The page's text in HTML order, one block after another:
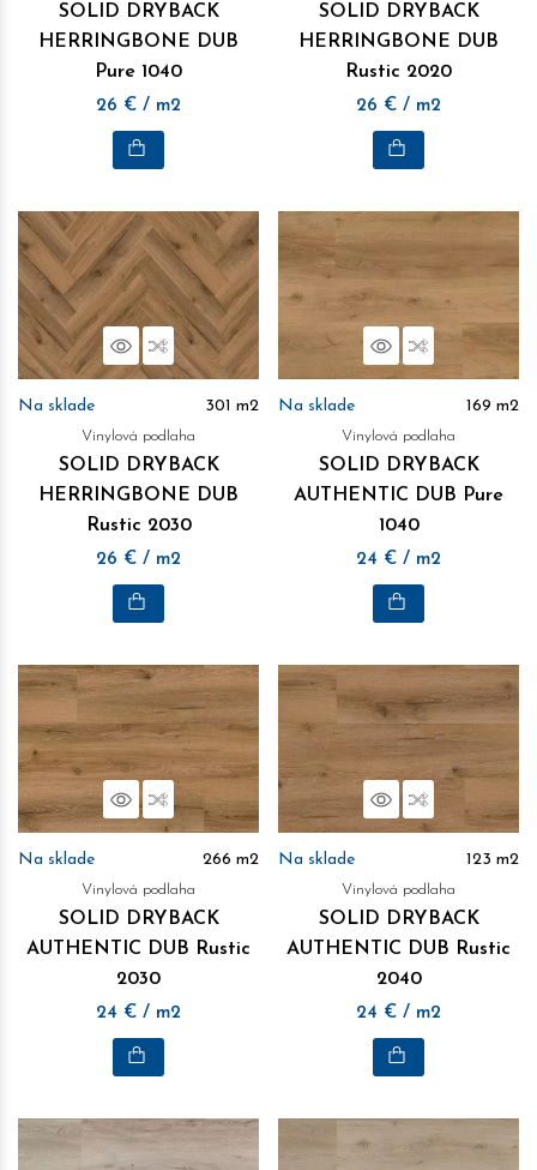
SOLID DRYBACK
HERRINGBONE DUB
Pure 1040
26 € / m2
SOLID DRYBACK
HERRINGBONE DUB
Rustic 2020
26 € / m2
NáhľadPorovnať
Na sklade 301 m2
Vinylová podlaha
SOLID DRYBACK
HERRINGBONE DUB
Rustic 2030
26 € / m2
NáhľadPorovnať
Na sklade 169 m2
Vinylová podlaha
SOLID DRYBACK
AUTHENTIC DUB Pure
1040
24 € / m2
NáhľadPorovnať
Na sklade 266 m2
Vinylová podlaha
SOLID DRYBACK
AUTHENTIC DUB Rustic
2030
24 € / m2
NáhľadPorovnať
Na sklade 123 m2
Vinylová podlaha
SOLID DRYBACK
AUTHENTIC DUB Rustic
2040
24 € / m2